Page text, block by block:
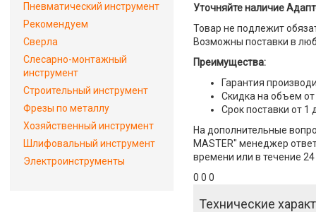
Уточняйте наличие
Товар не подлежит
Возможны поставки в
Преимущества:
Гарантия
Скидка на объем от
Срок поставки от 1
На дополнительные
MASTER" менеджер
времени или в течение
0 0 0
Технические
Пневматический инструмент
Рекомендуем
Сверла
Слесарно-монтажный
инструмент
Строительный инструмент
Фрезы по металлу
Хозяйственный инструмент
Шлифовальный инструмент
Электроинструменты